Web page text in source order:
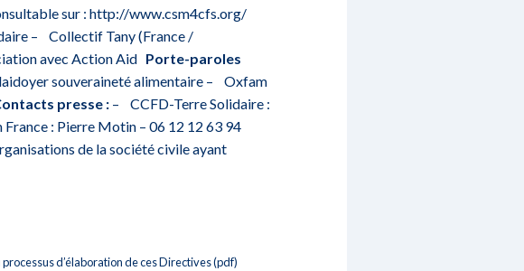
sur : http://www.csm4cfs.org/
– Collectif Tany (France /
avec Action Aid Porte-paroles
souveraineté alimentaire – Oxfam
presse : – CCFD-Terre Solidaire :
: Pierre Motin – 06 12 12 63 94
de la société civile ayant
d’élaboration de ces Directives (pdf)